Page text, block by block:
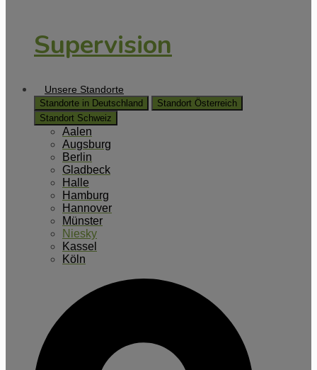
Supervision
Unsere Standorte
Standorte in Deutschland
Standort Österreich
Standort Schweiz
Aalen
Augsburg
Berlin
Gladbeck
Halle
Hamburg
Hannover
Münster
Niesky
Kassel
Köln